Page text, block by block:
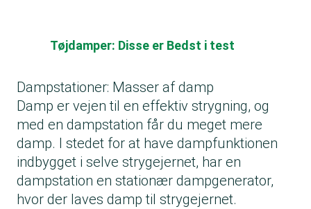
Tøjdamper: Disse er Bedst i test
Dampstationer: Masser af damp
Damp er vejen til en effektiv strygning, og
med en dampstation får du meget mere
damp. I stedet for at have dampfunktionen
indbygget i selve strygejernet, har en
dampstation en stationær dampgenerator,
hvor der laves damp til strygejernet.